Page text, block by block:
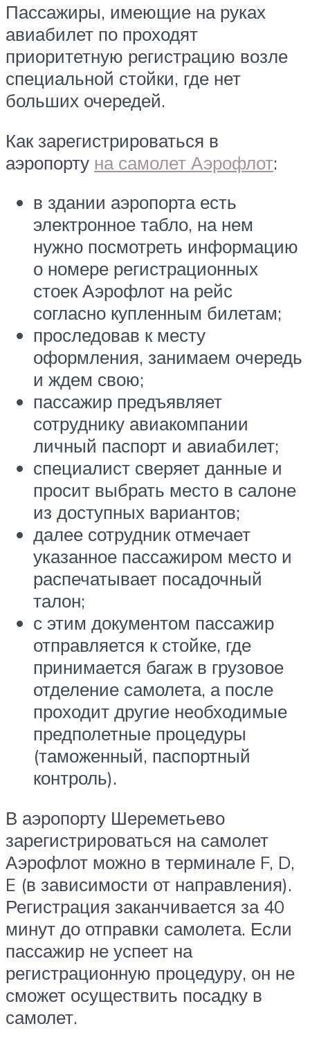
Пассажиры, имеющие на руках
авиабилет по проходят
приоритетную регистрацию возле
специальной стойки, где нет
больших очередей.
Как зарегистрироваться в
аэропорту на самолет Аэрофлот:
в здании аэропорта есть
электронное табло, на нем
нужно посмотреть информацию
о номере регистрационных
стоек Аэрофлот на рейс
согласно купленным билетам;
проследовав к месту
оформления, занимаем очередь
и ждем свою;
пассажир предъявляет
сотруднику авиакомпании
личный паспорт и авиабилет;
специалист сверяет данные и
просит выбрать место в салоне
из доступных вариантов;
далее сотрудник отмечает
указанное пассажиром место и
распечатывает посадочный
талон;
с этим документом пассажир
отправляется к стойке, где
принимается багаж в грузовое
отделение самолета, а после
проходит другие необходимые
предполетные процедуры
(таможенный, паспортный
контроль).
В аэропорту Шереметьево
зарегистрироваться на самолет
Аэрофлот можно в терминале F, D,
E (в зависимости от направления).
Регистрация заканчивается за 40
минут до отправки самолета. Если
пассажир не успеет на
регистрационную процедуру, он не
сможет осуществить посадку в
самолет.